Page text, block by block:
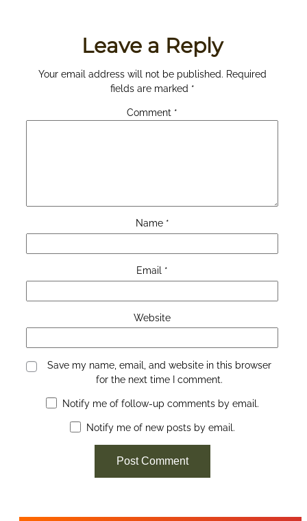
Leave a Reply
Your email address will not be published. Required
fields are marked *
Comment *
Name *
Email *
Website
Save my name, email, and website in this browser
for the next time I comment.
Notify me of follow-up comments by email.
Notify me of new posts by email.